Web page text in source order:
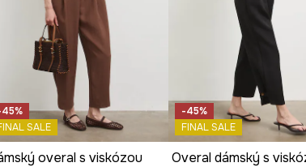
SALE
overal s viskózou
-45%
FINAL SALE
Overal dámský s